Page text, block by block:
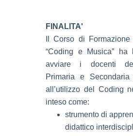
FINALITA'
Il Corso di
“Coding e Musica”
avviare i docenti
Primaria e
all’utilizzo del Coding
inteso come:
strumento di
didattico